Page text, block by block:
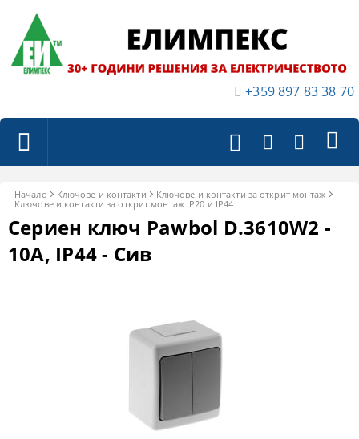
+359 897 83 38 70
Начало Ключове и контакти
Ключове и контакти за открит монтаж
Ключове и контакти за открит монтаж IP20 и IP44
Сериен ключ Pawbol D.3610W2 -
10A, IP44 - Сив